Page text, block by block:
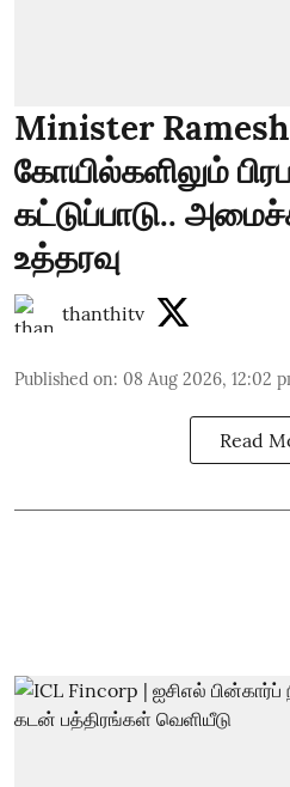
Minister
கோயில்களிலும்
கட்டுப்பாடு..
உத்தரவு
thanthitv
Published on: 08 Aug 2026, 12:02
Read